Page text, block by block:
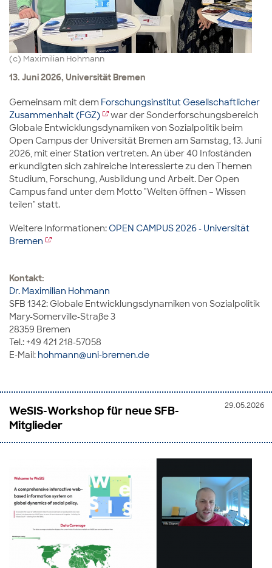
(c) Maximilian Hohmann
13. Juni 2026, Universität Bremen
Gemeinsam mit dem Forschungsinstitut Gesellschaftlicher
Zusammenhalt (FGZ)
war der Sonderforschungsbereich
Globale Entwicklungsdynamiken von Sozialpolitik beim
Open Campus der Universität Bremen am Samstag, 13. Juni
2026, mit einer Station vertreten. An über 40 Infoständen
erkundigten sich zahlreiche Interessierte zu den Themen
Studium, Forschung, Ausbildung und Arbeit. Der Open
Campus fand unter dem Motto "Welten öffnen – Wissen
teilen" statt.
Weitere Informationen:OPEN CAMPUS 2026 - Universität
Bremen
Kontakt:
Dr. Maximilian Hohmann
SFB 1342: Globale Entwicklungsdynamiken von Sozialpolitik
Mary-Somerville-Straße 3
28359 Bremen
Tel.: +49 421 218-57058
E-Mail: hohmann@uni-bremen.de
29.05.2026
WeSIS-Workshop für neue SFB-
Mitglieder